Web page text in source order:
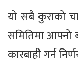
यो सबै कुराको
समितिमा आफ्नो
कारबाही गर्न